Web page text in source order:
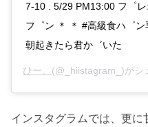
7-10 . 5/29 PM13:00 フ゜
フ゜ン ＊ ＊ #高級食ハ゜
朝起きたら君か゛いた
ひー。 (@_hiistagram_)がシ
インスタグラムでは、更